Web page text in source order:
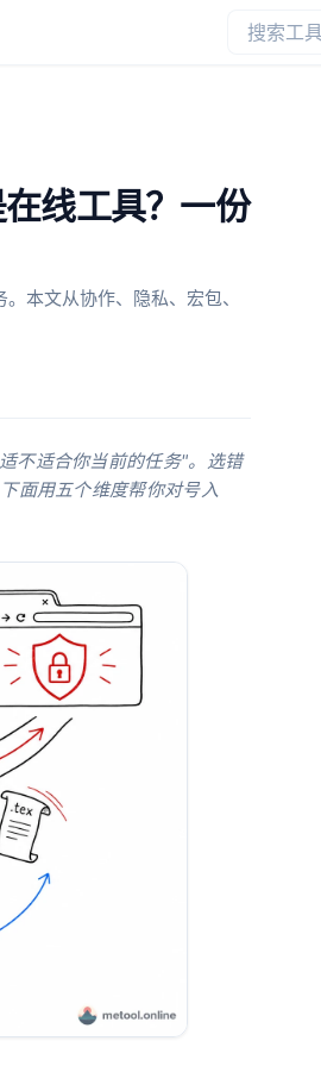
线工具？一份
本文从协作、隐私、宏包、
不适合你当前的任务"。选错
面用五个维度帮你对号入